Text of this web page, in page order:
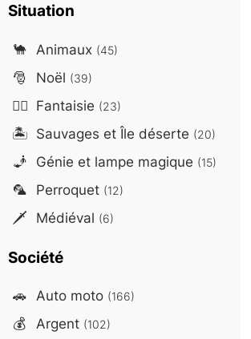
Situation
🐪 Animaux (45)
🎅 Noël (39)
🧙‍♂️ Fantaisie (23)
🏝️ Sauvages et Île déserte (20)
🧞 Génie et lampe magique (15)
🦜 Perroquet (12)
🗡️ Médiéval (6)
Société
🚗 Auto moto (166)
💰 Argent (102)